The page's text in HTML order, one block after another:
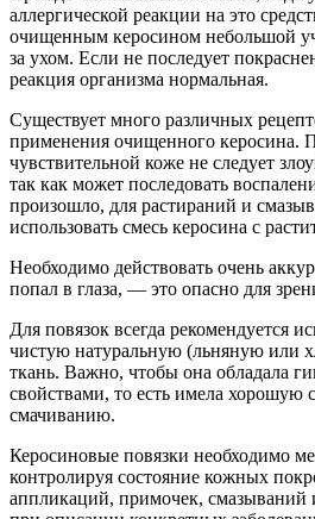
аллергической реакции на это
очищенным керосином небольшой
за ухом. Если не последует
реакция организма нормальная.
Существует много различных
применения очищенного керосина.
чувствительной коже не следует
так как может последовать
произошло, для растираний и
использовать смесь керосина с
Необходимо действовать очень
попал в глаза, — это опасно для
Для повязок всегда рекомендуется
чистую натуральную (льняную или
ткань. Важно, чтобы она обладала
свойствами, то есть имела хорошую
смачиванию.
Керосиновые повязки необходимо
контролируя состояние кожных
аппликаций, примочек, смазываний